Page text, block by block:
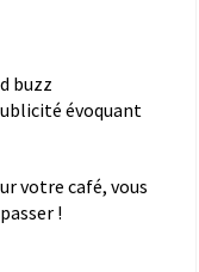
buzz
évoquant
votre café, vous
!